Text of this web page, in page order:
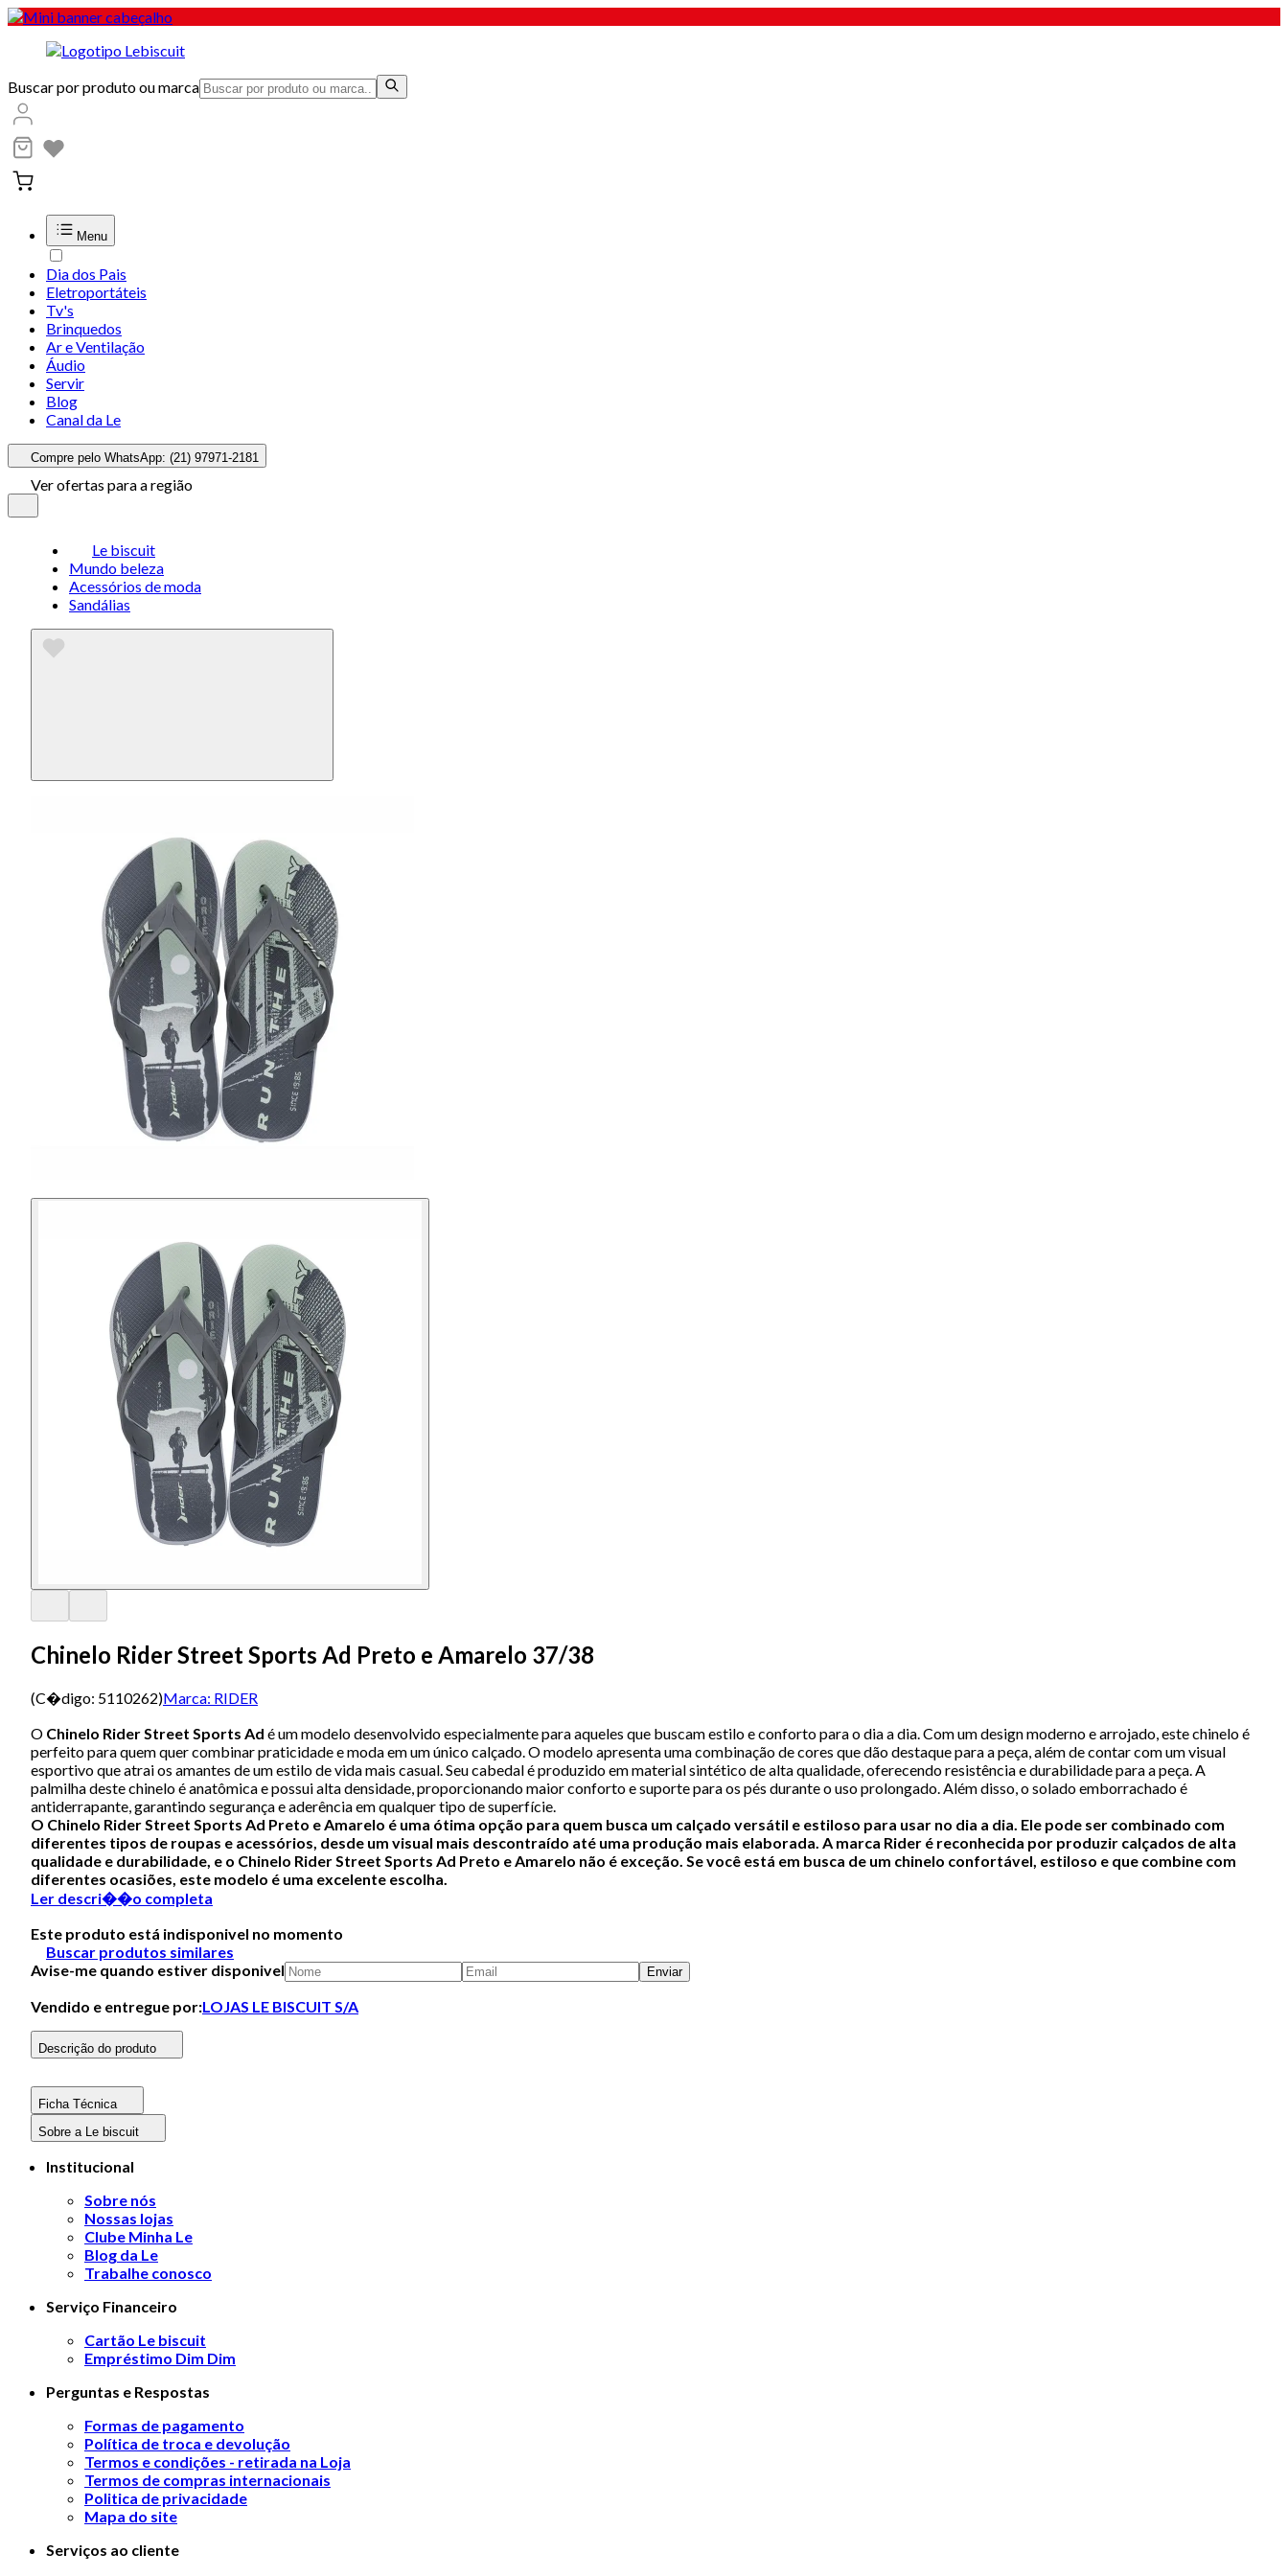
Buscar por produto ou marca
Menu
Dia dos Pais
Eletroportáteis
Tv's
Brinquedos
Ar e Ventilação
Áudio
Servir
Blog
Canal da Le
Compre pelo WhatsApp: (21) 97971-2181
Ver ofertas para a região
Le biscuit
Mundo beleza
Acessórios de moda
Sandálias
Chinelo Rider Street Sports Ad Preto e Amarelo 37/38
(C�digo: 5110262)Marca: RIDER
O Chinelo Rider Street Sports Ad é um modelo desenvolvido especialmente para aqueles que buscam estilo e conforto para o dia a dia. Com um design moderno e arrojado, este chinelo é
perfeito para quem quer combinar praticidade e moda em um único calçado. O modelo apresenta uma combinação de cores que dão destaque para a peça, além de contar com um visual
esportivo que atrai os amantes de um estilo de vida mais casual. Seu cabedal é produzido em material sintético de alta qualidade, oferecendo resistência e durabilidade para a peça. A
palmilha deste chinelo é anatômica e possui alta densidade, proporcionando maior conforto e suporte para os pés durante o uso prolongado. Além disso, o solado emborrachado é
antiderrapante, garantindo segurança e aderência em qualquer tipo de superfície.
O Chinelo Rider Street Sports Ad Preto e Amarelo é uma ótima opção para quem busca um calçado versátil e estiloso para usar no dia a dia. Ele pode ser combinado com
diferentes tipos de roupas e acessórios, desde um visual mais descontraído até uma produção mais elaborada. A marca Rider é reconhecida por produzir calçados de alta
qualidade e durabilidade, e o Chinelo Rider Street Sports Ad Preto e Amarelo não é exceção. Se você está em busca de um chinelo confortável, estiloso e que combine com
diferentes ocasiões, este modelo é uma excelente escolha.
Ler descri��o completa
Este produto está indisponivel no momento
Buscar produtos similares
Avise-me quando estiver disponivel
Enviar
Vendido e entregue por:LOJAS LE BISCUIT S/A
Descrição do produto
Ficha Técnica
Sobre a Le biscuit
Institucional
Sobre nós
Nossas lojas
Clube Minha Le
Blog da Le
Trabalhe conosco
Serviço Financeiro
Cartão Le biscuit
Empréstimo Dim Dim
Perguntas e Respostas
Formas de pagamento
Política de troca e devolução
Termos e condições - retirada na Loja
Termos de compras internacionais
Politica de privacidade
Mapa do site
Serviços ao cliente